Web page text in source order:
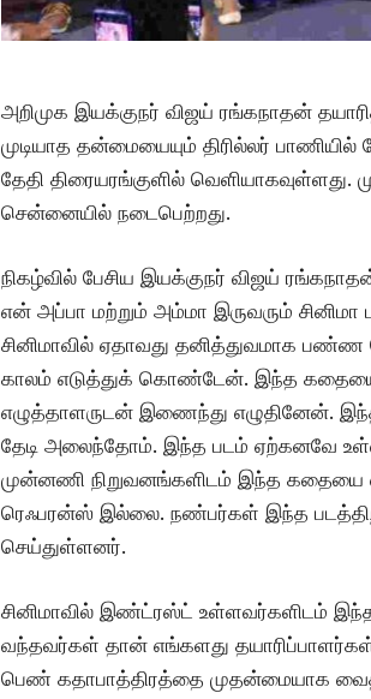
அறிமுக இயக்குநர் விஜய் ரங்கநாதன்
முடியாத தன்மையையும் திரில்லர் பாணியில்
தேதி திரையரங்குளில் வெளியாகவுள்ளது.
சென்னையில் நடைபெற்றது.
நிகழ்வில் பேசிய இயக்குநர் விஜய்
என் அப்பா மற்றும் அம்மா இருவரும் சினிமா
சினிமாவில் ஏதாவது தனித்துவமாக
காலம் எடுத்துக் கொண்டேன். இந்த கதையை
எழுத்தாளருடன் இணைந்து எழுதினேன்.
தேடி அலைந்தோம். இந்த படம் ஏற்கனவே
முன்னணி நிறுவனங்களிடம் இந்த
ரெஃபரன்ஸ் இல்லை. நண்பர்கள் இந்த
செய்துள்ளனர்.
சினிமாவில் இண்ட்ரஸ்ட் உள்ளவர்களிடம்
வந்தவர்கள் தான் எங்களது
பெண் கதாபாத்திரத்தை முதன்மையாக